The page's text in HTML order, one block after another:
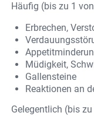
Häufig (bis zu 1
Erbrechen,
Müdigkeit,
Gallensteine
Reaktionen an
Gelegentlich (bis